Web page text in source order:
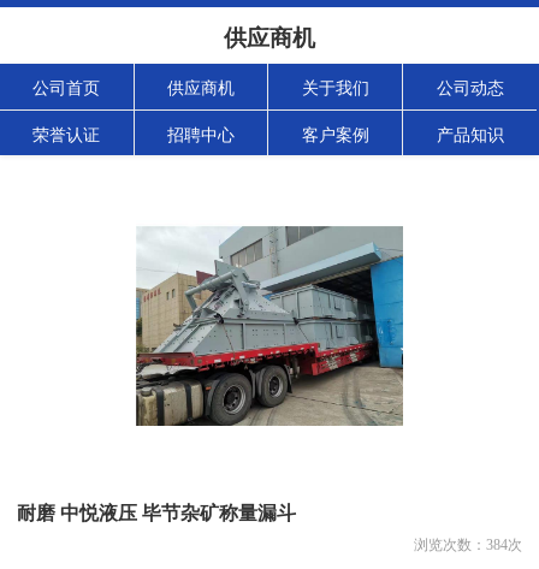
供应商机
公司首页 供应商机 关于我们 公司动态
荣誉认证 招聘中心 客户案例 产品知识
耐磨 中悦液压 毕节杂矿称量漏斗
浏览次数： 384次